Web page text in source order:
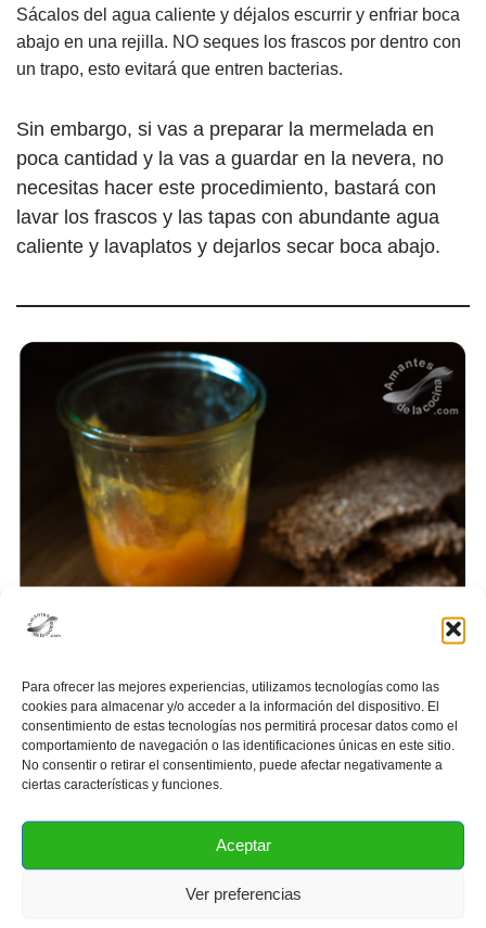
Para ofrecer las mejores experiencias, utilizamos tecnologías como las
cookies para almacenar y/o acceder a la información del dispositivo. El
consentimiento de estas tecnologías nos permitirá procesar datos como el
comportamiento de navegación o las identificaciones únicas en este sitio.
No consentir o retirar el consentimiento, puede afectar negativamente a
ciertas características y funciones.
Aceptar
Ver preferencias
Sácalos del agua caliente y déjalos escurrir y enfriar boca
abajo en una rejilla. NO seques los frascos por dentro con
un trapo, esto evitará que entren bacterias.
Sin embargo, si vas a preparar la mermelada en
poca cantidad y la vas a guardar en la nevera, no
necesitas hacer este procedimiento, bastará con
lavar los frascos y las tapas con abundante agua
caliente y lavaplatos y dejarlos secar boca abajo.